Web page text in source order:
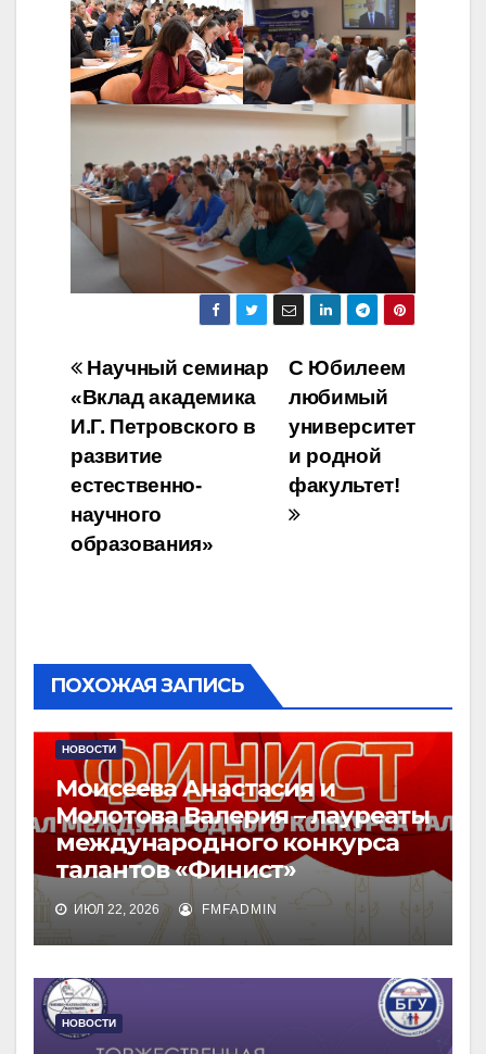
Навигация
по
записям
С Юбилеем
любимый
университет
и родной
факультет!
Научный семинар
«Вклад академика
И.Г. Петровского в
развитие
естественно-
научного
образования»
ПОХОЖАЯ ЗАПИСЬ
НОВОСТИ
Моисеева Анастасия и
Молотова Валерия – лауреаты
международного конкурса
талантов «Финист»
ИЮЛ 22, 2026 FMFADMIN
НОВОСТИ